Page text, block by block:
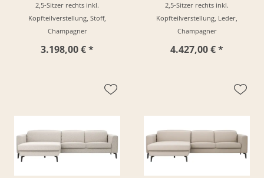
2,5-Sitzer rechts inkl.
Kopfteilverstellung, Stoff,
Champagner
3.198,00 € *
2,5-Sitzer rechts inkl.
Kopfteilverstellung, Leder,
Champagner
4.427,00 € *